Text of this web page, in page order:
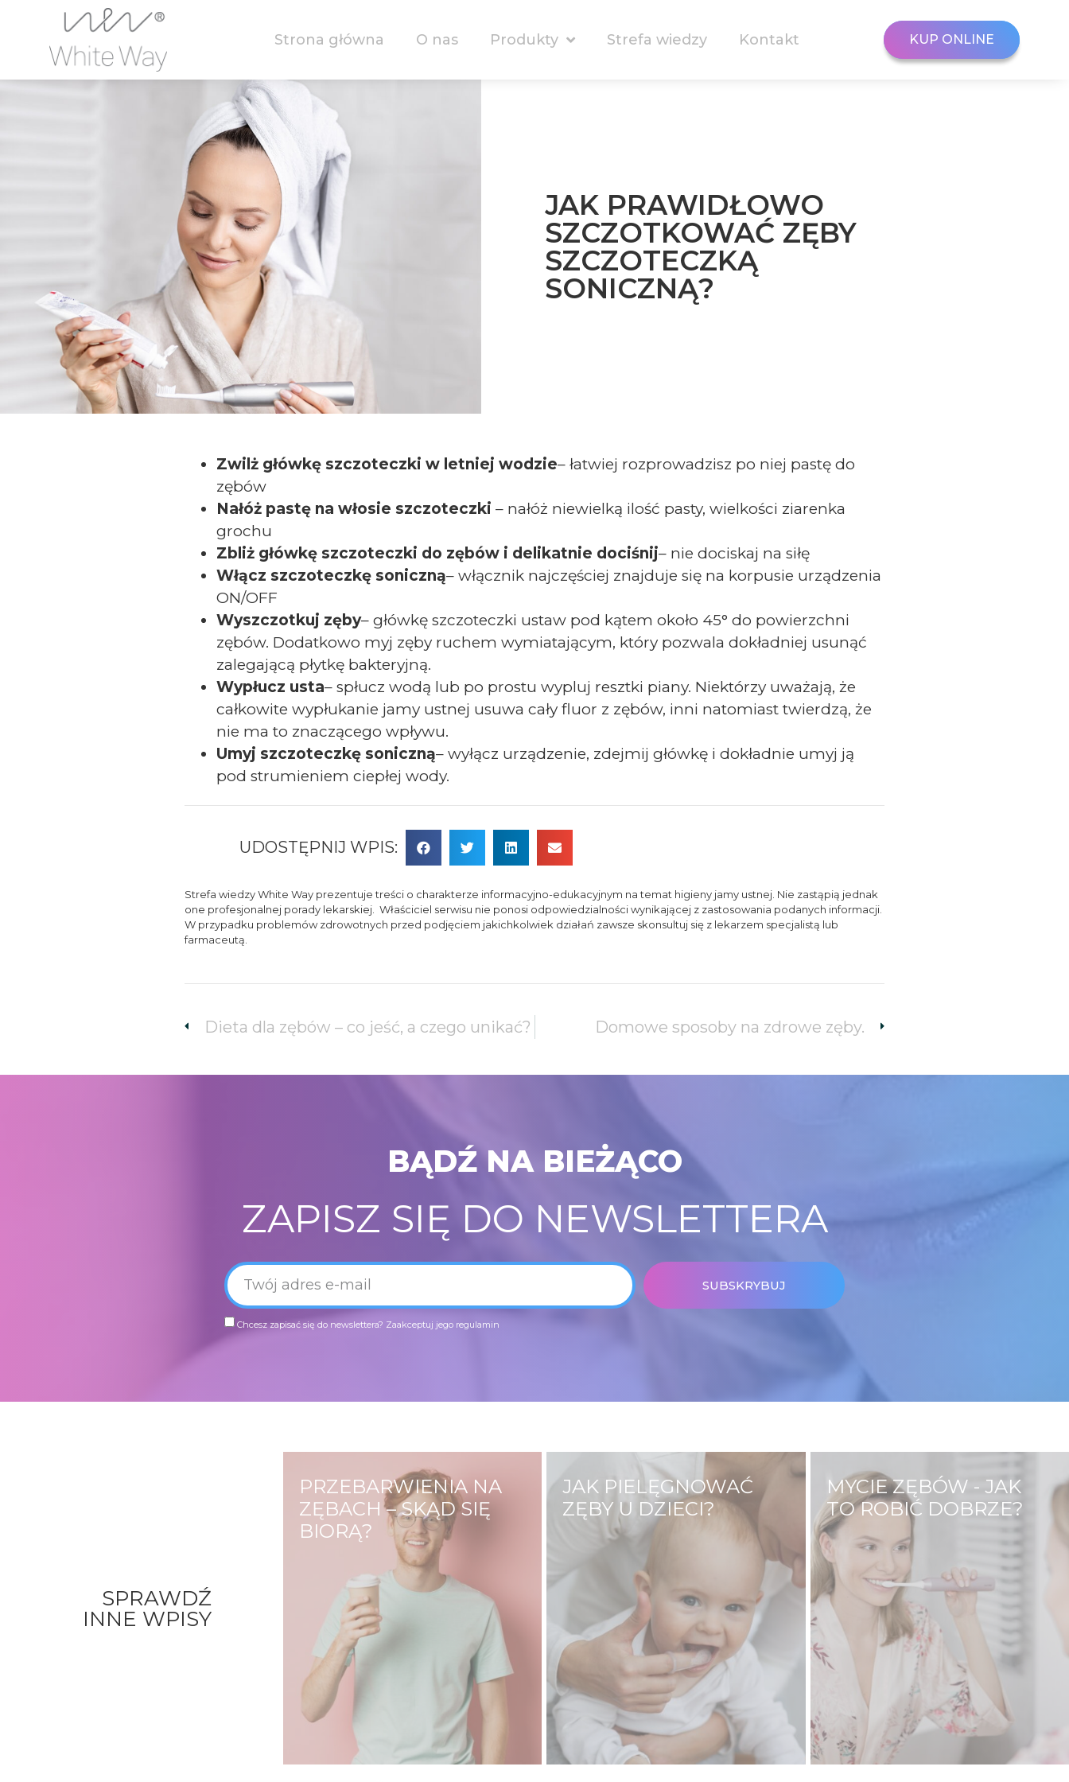
Strona główna O nas Produkty Strefa wiedzy Kontakt KUP ONLINE
JAK PRAWIDŁOWO
SZCZOTKOWAĆ ZĘBY
SZCZOTECZKĄ
SONICZNĄ?
Zwilż główkę szczoteczki w letniej wodzie– łatwiej rozprowadzisz po niej pastę do
zębów
Nałóż pastę na włosie szczoteczki – nałóż niewielką ilość pasty, wielkości ziarenka
grochu
Zbliż główkę szczoteczki do zębów i delikatnie dociśnij– nie dociskaj na siłę
Włącz szczoteczkę soniczną– włącznik najczęściej znajduje się na korpusie urządzenia
ON/OFF
Wyszczotkuj zęby– główkę szczoteczki ustaw pod kątem około 45° do powierzchni
zębów. Dodatkowo myj zęby ruchem wymiatającym, który pozwala dokładniej usunąć
zalegającą płytkę bakteryjną.
Wypłucz usta– spłucz wodą lub po prostu wypluj resztki piany. Niektórzy uważają, że
całkowite wypłukanie jamy ustnej usuwa cały fluor z zębów, inni natomiast twierdzą, że
nie ma to znaczącego wpływu.
Umyj szczoteczkę soniczną– wyłącz urządzenie, zdejmij główkę i dokładnie umyj ją
pod strumieniem ciepłej wody.
UDOSTĘPNIJ WPIS:
Strefa wiedzy White Way prezentuje treści o charakterze informacyjno-edukacyjnym na temat higieny jamy ustnej. Nie zastąpią jednak
one profesjonalnej porady lekarskiej. Właściciel serwisu nie ponosi odpowiedzialności wynikającej z zastosowania podanych informacji.
W przypadku problemów zdrowotnych przed podjęciem jakichkolwiek działań zawsze skonsultuj się z lekarzem specjalistą lub
farmaceutą.
Dieta dla zębów – co jeść, a czego unikać? Domowe sposoby na zdrowe zęby.
BĄDŹ NA BIEŻĄCO
ZAPISZ SIĘ DO NEWSLETTERA
Chcesz zapisać się do newslettera? Zaakceptuj jego regulamin
SUBSKRYBUJ
SPRAWDŹ
INNE WPISY
PRZEBARWIENIA NA
ZĘBACH – SKĄD SIĘ
BIORĄ?
Każdy z nas ma inny odcień
zębów, na który mają wpływ
zarówno czynniki zewnętrze
jak i wewnętrzne. Jedni od
urodzenia mają zęby bardziej
żółte, inni mają zęby białe,
które przebarwiają się wraz…
JAK PIELĘGNOWAĆ
ZĘBY U DZIECI?
O zdrowie zębów swojego
dziecka powinieneś dbać już
od jego narodzin. Dlaczego?
Jama ustna niemowląt ma
sporo dziąsłowych fałdów i
zachyłków, gdzie może
zalegać pokarm, który jest
przyczyną stanów zapalnych
oraz pleśniawek.…
MYCIE ZĘBÓW - JAK
TO ROBIĆ DOBRZE?
Mycie zębów to czynność
którą wykonujemy kilka razy
dziennie. Z pozoru jest to
prosta czynność, nie zawsze
jednak robimy to dobrze.
Prawidłowe mycie zębów to
odpowiednie ruchy, nacisk,
częstotliwość oraz długość
mycia.…